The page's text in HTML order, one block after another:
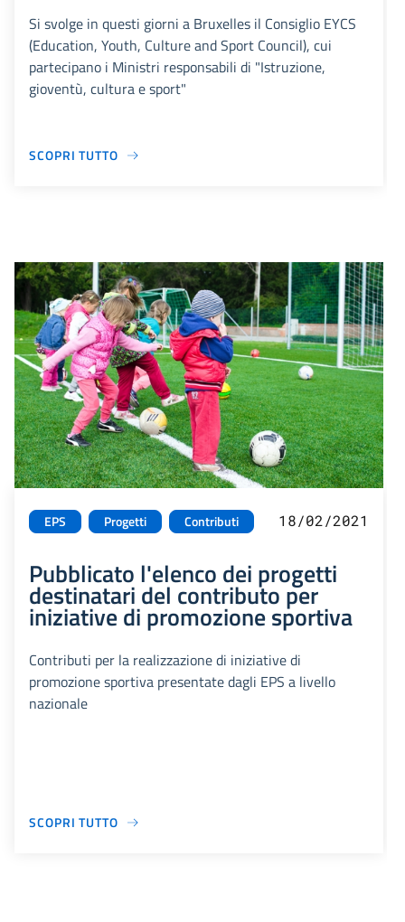
Si svolge in questi giorni a Bruxelles il Consiglio EYCS
(Education, Youth, Culture and Sport Council), cui
partecipano i Ministri responsabili di "Istruzione,
gioventù, cultura e sport"
SCOPRI TUTTO
EPS Progetti Contributi 18/02/2021
Pubblicato l'elenco dei progetti
destinatari del contributo per
iniziative di promozione sportiva
Contributi per la realizzazione di iniziative di
promozione sportiva presentate dagli EPS a livello
nazionale
SCOPRI TUTTO